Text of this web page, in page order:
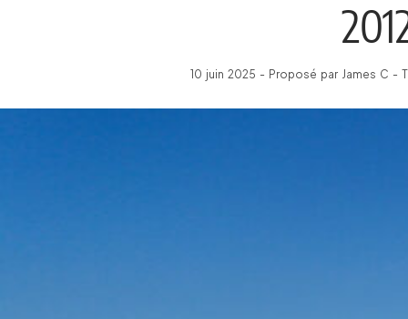
10 juin 2025 - Proposé par James C -